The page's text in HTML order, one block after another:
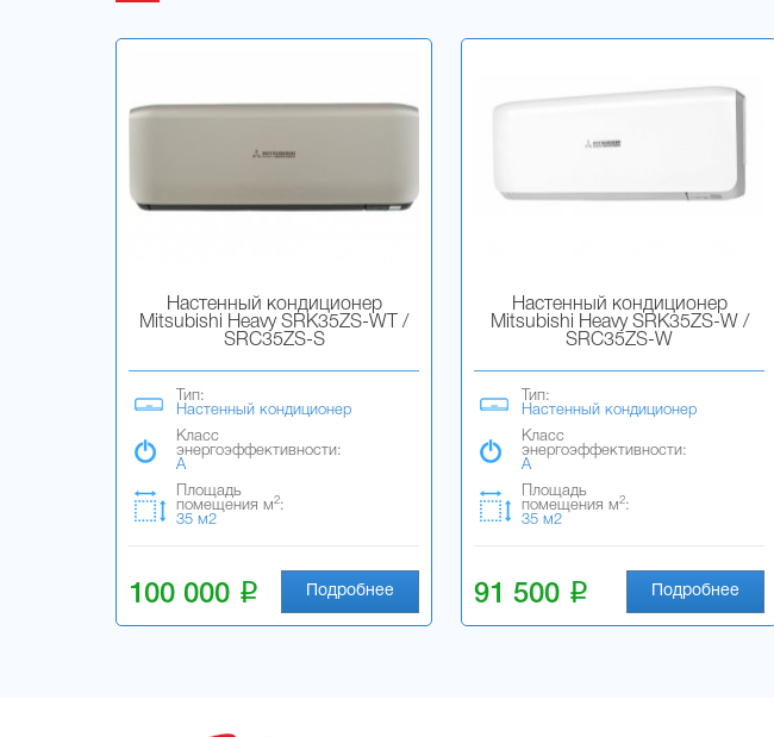
Настенный кондиционер
Mitsubishi Heavy SRK35ZS-WT /
SRC35ZS-S
Тип:
Настенный кондиционер
Класс
энергоэффективности:
A
Площадь
помещения м2:
35 м2
100 000 i Подробнее
Настенный кондиционер
Mitsubishi Heavy SRK35ZS-W /
SRC35ZS-W
Тип:
Настенный кондиционер
Класс
энергоэффективности:
A
Площадь
помещения м2:
35 м2
91 500 i Подробнее